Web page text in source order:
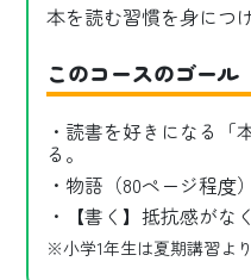
本を読む習慣を身につ
このコースのゴール
・読書を好きになる「
る。
・物語（80ページ程度
・【書く】抵抗感がな
※小学1年生は夏期講習よ